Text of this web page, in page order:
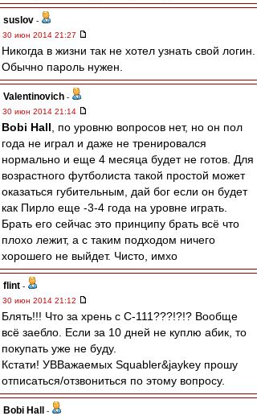
suslov -
30 июн 2014 21:27
Никогда в жизни так не хотел узнать свой логин.
Обычно пароль нужен.
Valentinovich -
30 июн 2014 21:14
Bobi Hall , по уровню вопросов нет, но он пол
года не играл и даже не тренировался
нормально и еще 4 месяца будет не готов. Для
возрастного футболиста такой простой может
оказаться губительным, дай бог если он будет
как Пирло еще -3-4 года на уровне играть.
Брать его сейчас это принципу брать всё что
плохо лежит, а с таким подходом ничего
хорошего не выйдет. Чисто, имхо
flint -
30 июн 2014 21:12
Блять!!! Что за хрень с С-111???!?!? Вообще
всё заебло. Если за 10 дней не куплю абик, то
покупать уже не буду.
Кстати! УВВажаемых Squabler&jaykey прошу
отписаться/отзвониться по этому вопросу.
Bobi Hall
-